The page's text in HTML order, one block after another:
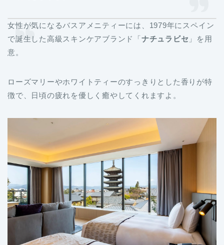
女性が気になるバスアメニティーには、1979年にスペイン
で誕生した高級スキンケアブランド「ナチュラビセ 」を用
意。
ローズマリーやホワイトティーのすっきりとした香りが特
徴で、日頃の疲れを優しく癒やしてくれますよ。